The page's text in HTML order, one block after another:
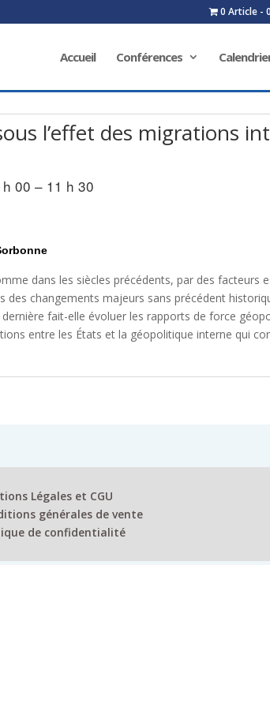
0 Article
Accueil Conférences
l’effet des migrations
00 – 11 h 30
dans les siècles précédents, par des facteurs
des changements majeurs sans précédent
fait-elle évoluer les rapports de force
entre les États et la géopolitique interne qui
Légales et CGU
générales de vente
de confidentialité